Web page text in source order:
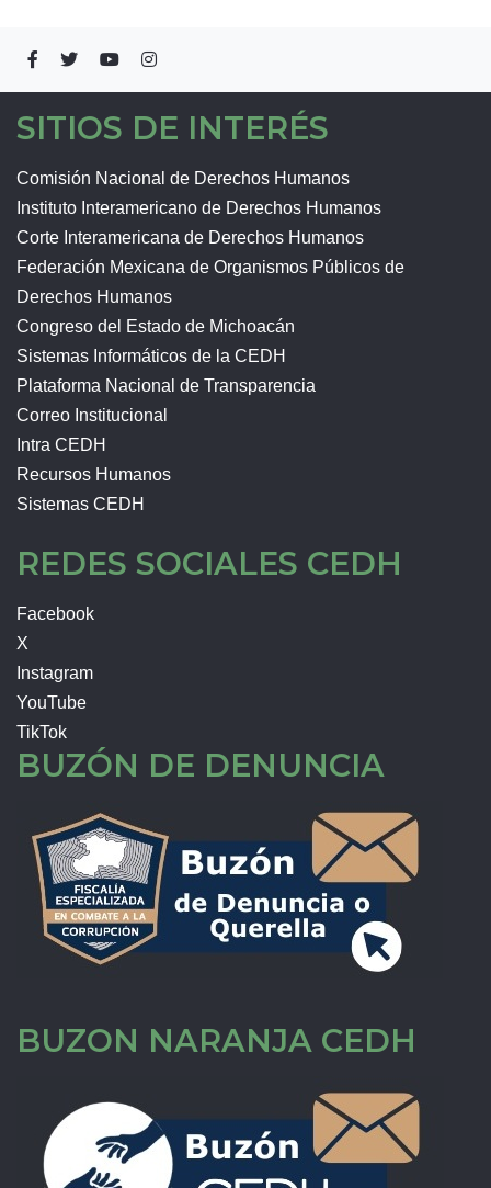
SITIOS DE INTERÉS
Comisión Nacional de Derechos Humanos
Instituto Interamericano de Derechos Humanos
Corte Interamericana de Derechos Humanos
Federación Mexicana de Organismos Públicos de
Derechos Humanos
Congreso del Estado de Michoacán
Sistemas Informáticos de la CEDH
Plataforma Nacional de Transparencia
Correo Institucional
Intra CEDH
Recursos Humanos
Sistemas CEDH
REDES SOCIALES CEDH
Facebook
X
Instagram
YouTube
TikTok
BUZÓN DE DENUNCIA
BUZON NARANJA CEDH